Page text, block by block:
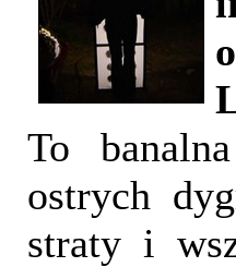
To
ostrych
straty i